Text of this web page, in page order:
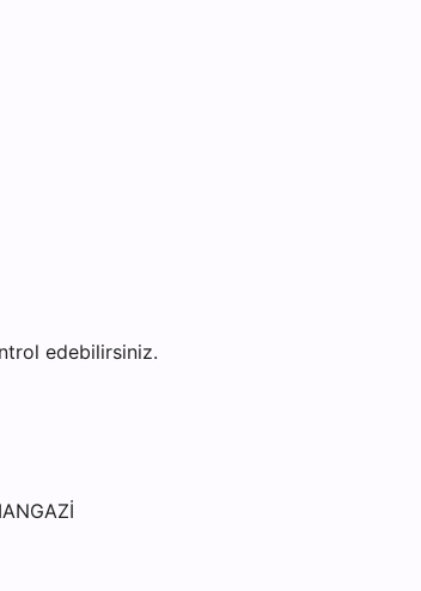
edebilirsiniz.